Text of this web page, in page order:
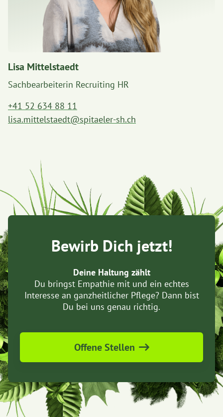
Lisa Mittelstaedt
Sachbearbeiterin Recruiting HR
+41 52 634 88 11
lisa.mittelstaedt@spitaeler-sh.ch
Bewirb Dich jetzt!
Deine Haltung zählt
Du bringst Empathie mit und ein echtes
Interesse an ganzheitlicher Pflege? Dann bist
Du bei uns genau richtig.
Offene Stellen